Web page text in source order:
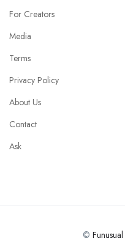
For Creators
Media
Terms
Privacy Policy
About Us
Contact
Ask
© Funusual